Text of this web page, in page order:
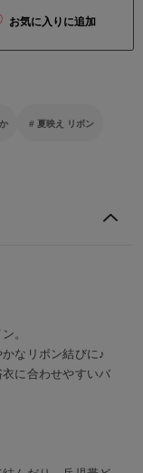
お気に入りに追加
夏映え リボン
。
なリボン結びに♪
に合わせやすいバ